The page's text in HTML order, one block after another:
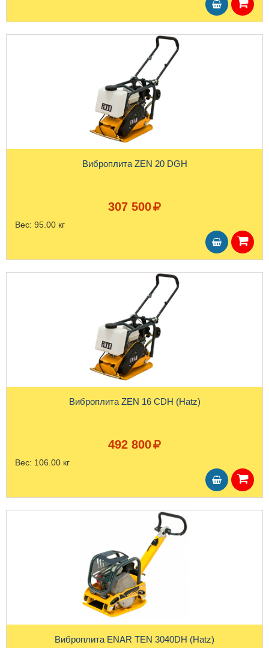
Виброплита ZEN 20 DGH
307 500
Вес: 95.00 кг
Виброплита ZEN 16 CDH (Hatz)
492 800
Вес: 106.00 кг
Виброплита ENAR TEN 3040DH (Hatz)